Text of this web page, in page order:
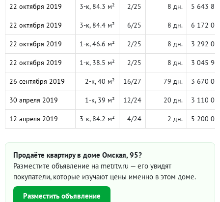
22 октября 2019 3-к, 84.3 м² 2/25 8 дн. 5 643
22 октября 2019 3-к, 84.4 м² 6/25 8 дн. 6 172
22 октября 2019 1-к, 46.6 м² 2/25 8 дн. 3 292
22 октября 2019 1-к, 38.5 м² 2/25 8 дн. 3 045
26 сентября 2019 2-к, 40 м² 16/27 79 дн. 3 670
30 апреля 2019 1-к, 39 м² 12/24 20 дн. 3 110
12 апреля 2019 3-к, 84.2 м² 4/24 2 дн. 5 200
Продаёте квартиру в доме Омская, 95?
Разместите объявление на metrtv.ru — его увидят
покупатели, которые изучают цены именно в этом доме.
Разместить объявление